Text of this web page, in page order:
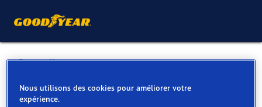
Retour liste
GARAGE DUVAL ET CIE
Nous utilisons des cookies pour améliorer votre
expérience.